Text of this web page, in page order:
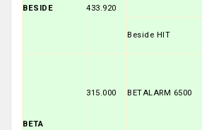
BESIDE 433.920
Beside HIT
BETA
315.000 BETALARM 6500